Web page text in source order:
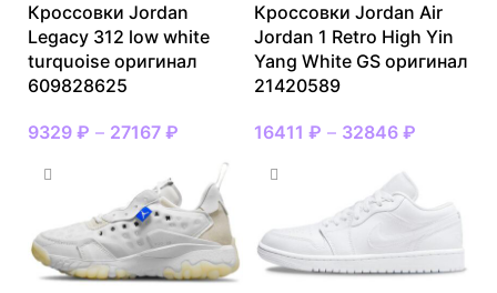
Кроссовки Jordan
Legacy 312 low white
turquoise оригинал
609828625
9329 ₽ – 27167 ₽
Кроссовки Jordan Air
Jordan 1 Retro High Yin
Yang White GS оригинал
21420589
16411 ₽ – 32846 ₽